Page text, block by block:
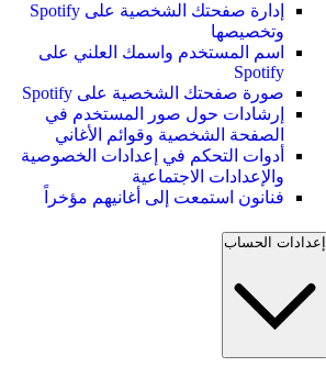
إدارة صفحتك الشخصية على Spotify
وتخصيصها
اسم المستخدم واسمك العلني على
Spotify
صورة صفحتك الشخصية على Spotify
إرشادات حول صور المستخدم في
الصفحة الشخصية وقوائم الأغاني
أدوات التحكم في إعدادات الخصوصية
والإعدادات الاجتماعية
فنانون استمعت إلى أغانيهم مؤخراً
إعدادات الحساب